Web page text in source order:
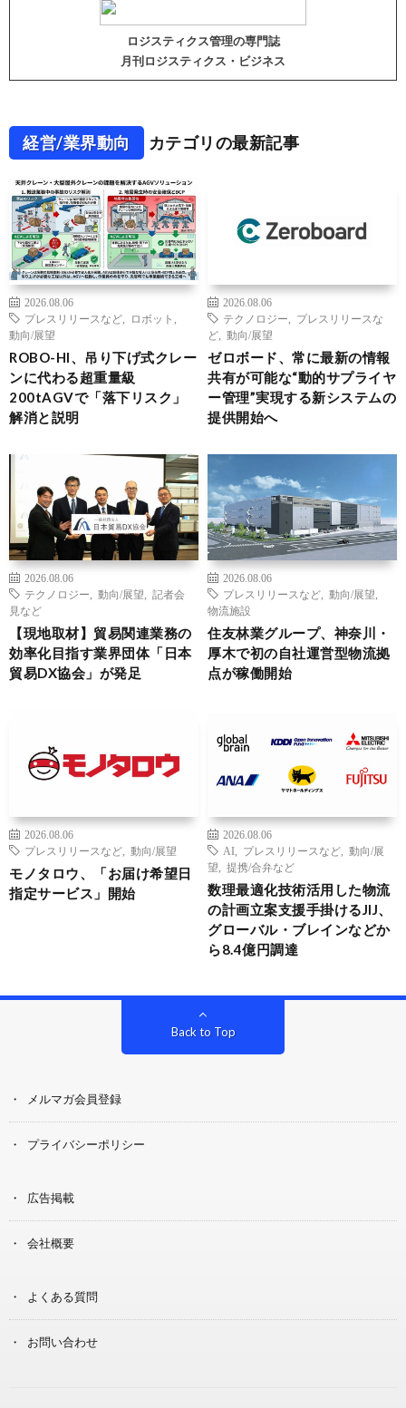
ロジスティクス管理の専門誌
月刊ロジスティクス・ビジネス
経営/業界動向 カテゴリの最新記事
2026.08.06
プレスリリースなど
ロボット
動向/展望
ROBO-HI、吊り下げ式クレー
ンに代わる超重量級
200tAGVで「落下リスク」
解消と説明
2026.08.06
テクノロジー
プレスリリースな
ど
動向/展望
ゼロボード、常に最新の情報
共有が可能な“動的サプライヤ
ー管理”実現する新システムの
提供開始へ
2026.08.06
テクノロジー
動向/展望
記者会
見など
【現地取材】貿易関連業務の
効率化目指す業界団体「日本
貿易DX協会」が発足
2026.08.06
プレスリリースなど
動向/展望
物流施設
住友林業グループ、神奈川・
厚木で初の自社運営型物流拠
点が稼働開始
2026.08.06
プレスリリースなど
動向/展望
モノタロウ、「お届け希望日
指定サービス」開始
2026.08.06
AI
プレスリリースなど
動向/展
望
提携/合弁など
数理最適化技術活用した物流
の計画立案支援手掛けるJIJ、
グローバル・ブレインなどか
ら8.4億円調達
Back to Top
メルマガ会員登録
プライバシーポリシー
広告掲載
会社概要
よくある質問
お問い合わせ